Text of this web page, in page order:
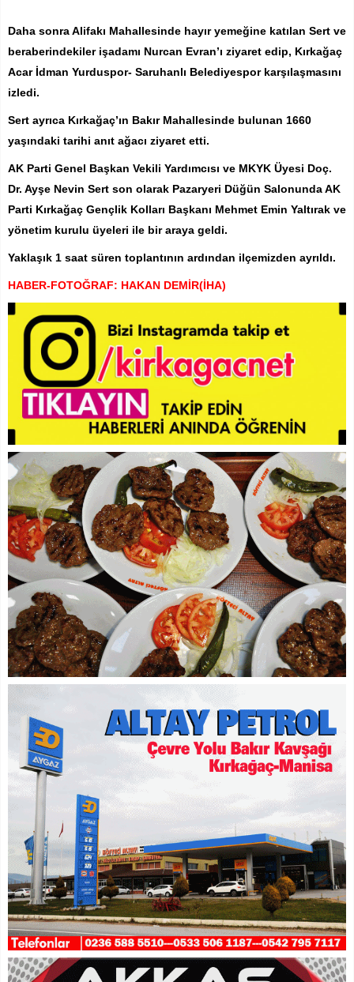
Daha sonra Alifakı Mahallesinde hayır yemeğine katılan Sert ve
beraberindekiler işadamı Nurcan Evran’ı ziyaret edip, Kırkağaç
Acar İdman Yurduspor- Saruhanlı Belediyespor karşılaşmasını
izledi.
Sert ayrıca Kırkağaç’ın Bakır Mahallesinde bulunan 1660
yaşındaki tarihi anıt ağacı ziyaret etti.
AK Parti Genel Başkan Vekili Yardımcısı ve MKYK Üyesi Doç.
Dr. Ayşe Nevin Sert son olarak Pazaryeri Düğün Salonunda AK
Parti Kırkağaç Gençlik Kolları Başkanı Mehmet Emin Yaltırak ve
yönetim kurulu üyeleri ile bir araya geldi.
Yaklaşık 1 saat süren toplantının ardından ilçemizden ayrıldı.
HABER-FOTOĞRAF: HAKAN DEMİR(İHA)